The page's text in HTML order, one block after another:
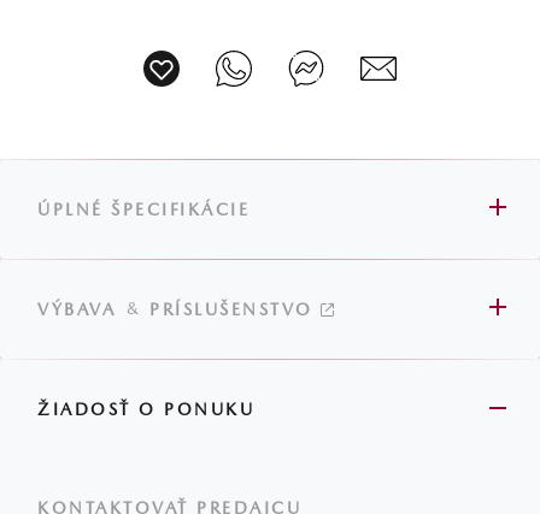
ÚPLNÉ ŠPECIFIKÁCIE
VÝBAVA & PRÍSLUŠENSTVO
ŽIADOSŤ O PONUKU
KONTAKTOVAŤ PREDAJCU